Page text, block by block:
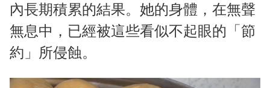
內長期積累的結果。她的身體，在無聲
無息中，已經被這些看似不起眼的「節
約」所侵蝕。